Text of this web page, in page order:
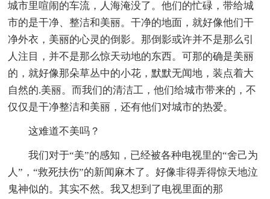
城市里喧闹的车流，人海淹没了。他们的忙碌，带给城
市的是干净、整洁和美丽。干净的地面，就好像他们干
净外衣，美丽的心灵的倒影。那倒影或许并不是那么引
人注目，并不是那么惊天动地的东西。可那的确是美丽
的，就好像那朵草丛中的小花，默默无闻地，装点着大
自然的.美丽。而我们的清洁工，他们给城市带来的，不
仅仅是干净整洁和美丽，还有他们对城市的热爱。
这难道不美吗？
我们对于“美”的感知，已经被各种电视里的“舍己为
人”，“救死扶伤”的新闻麻木了。好像非得弄得惊天地泣
鬼神似的。其实不然。我又想到了电视里面的那